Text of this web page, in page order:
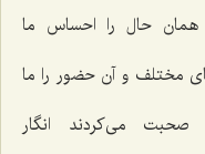
همان حال را احساس ما
مختلف و آن حضور را ما
می‌كردند انگار